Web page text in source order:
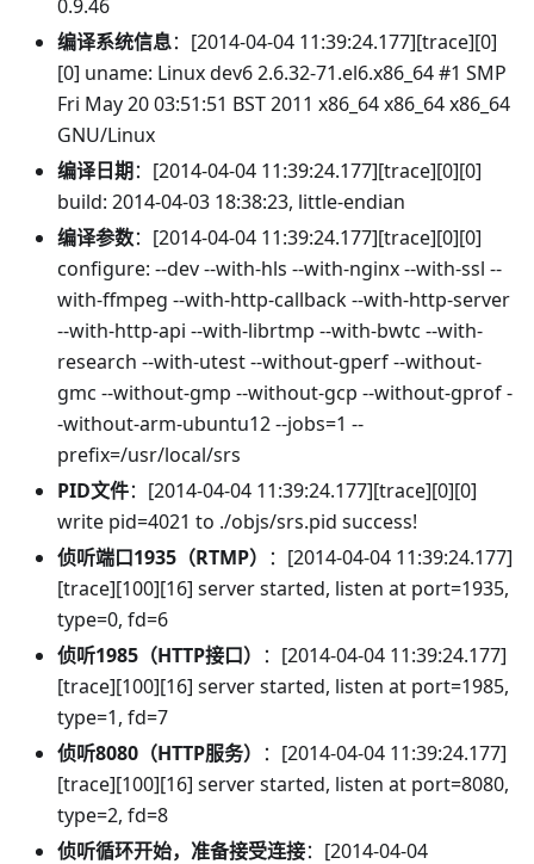
0.9.46
编译系统信息：[2014-04-04 11:39:24.177][trace][0]
[0] uname: Linux dev6 2.6.32-71.el6.x86_64 #1 SMP
Fri May 20 03:51:51 BST 2011 x86_64 x86_64 x86_64
GNU/Linux
编译日期：[2014-04-04 11:39:24.177][trace][0][0]
build: 2014-04-03 18:38:23, little-endian
编译参数：[2014-04-04 11:39:24.177][trace][0][0]
configure: --dev --with-hls --with-nginx --with-ssl --
with-ffmpeg --with-http-callback --with-http-server
--with-http-api --with-librtmp --with-bwtc --with-
research --with-utest --without-gperf --without-
gmc --without-gmp --without-gcp --without-gprof -
-without-arm-ubuntu12 --jobs=1 --
prefix=/usr/local/srs
PID文件：[2014-04-04 11:39:24.177][trace][0][0]
write pid=4021 to ./objs/srs.pid success!
侦听端口1935（RTMP） ：[2014-04-04 11:39:24.177]
[trace][100][16] server started, listen at port=1935,
type=0, fd=6
侦听1985（HTTP接口） ：[2014-04-04 11:39:24.177]
[trace][100][16] server started, listen at port=1985,
type=1, fd=7
侦听8080（HTTP服务） ：[2014-04-04 11:39:24.177]
[trace][100][16] server started, listen at port=8080,
type=2, fd=8
侦听循环开始，准备接受连接：[2014-04-04